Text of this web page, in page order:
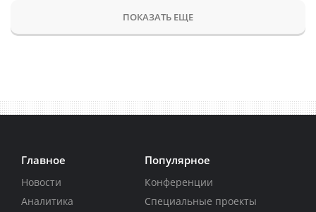
ПОКАЗАТЬ ЕЩЕ
Главное
Новости
Аналитика
Популярное
Конференции
Специальные проекты